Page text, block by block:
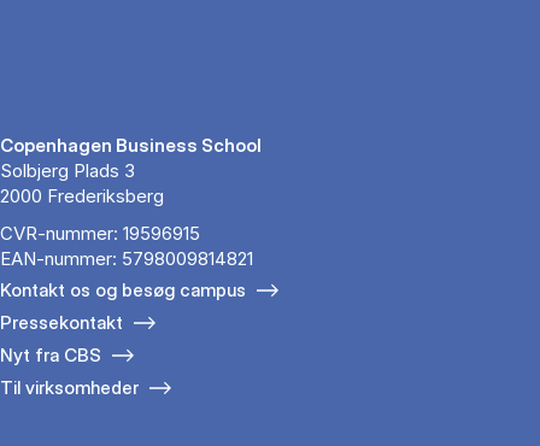
Copenhagen Business School
Solbjerg Plads 3
2000 Frederiksberg
CVR-nummer: 19596915
EAN-nummer: 5798009814821
Kontakt os og besøg campus
Pressekontakt
Nyt fra CBS
Til virksomheder